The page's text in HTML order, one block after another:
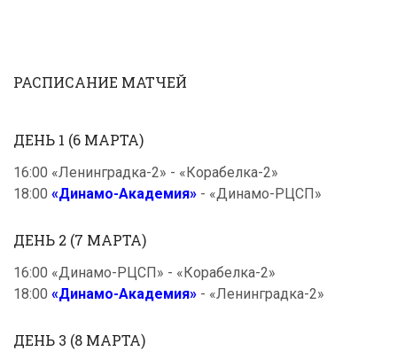
РАСПИСАНИЕ МАТЧЕЙ
ДЕНЬ 1 (6 МАРТА)
16:00 «Ленинградка-2» - «Корабелка-2»
18:00 «Динамо-Академия» - «Динамо-РЦСП»
ДЕНЬ 2 (7 МАРТА)
16:00 «Динамо-РЦСП» - «Корабелка-2»
18:00 «Динамо-Академия» - «Ленинградка-2»
ДЕНЬ 3 (8 МАРТА)